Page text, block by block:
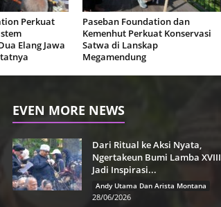
Perkuat
Elang Jawa
Paseban Foundation dan
Kemenhut Perkuat Konservasi
Satwa di Lanskap
Megamendung
EVEN MORE NEWS
Dari Ritual ke Aksi Nyata,
Ngertakeun Bumi Lamba XVIII
Jadi Inspirasi...
Andy Utama Dan Arista Montana
28/06/2026